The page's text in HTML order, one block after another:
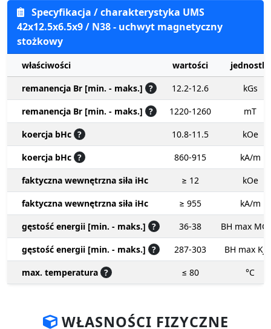
Specyfikacja / charakterystyka UMS
42x12.5x6.5x9 / N38 - uchwyt magnetyczny
stożkowy
właściwości wartości
jednostki
remanencja Br [min. - maks.] ? 12.2-12.6
kGs
remanencja Br [min. - maks.] ? 1220-1260
mT
koercja bHc ? 10.8-11.5
kOe
koercja bHc ? 860-915
kA/m
faktyczna wewnętrzna siła iHc
≥ 12
kOe
faktyczna wewnętrzna siła iHc
≥ 955
kA/m
gęstość energii [min. - maks.] ? 36-38
BH max
gęstość energii [min. - maks.] ? 287-303
BH max
max. temperatura ? ≤ 80 °C
WŁASNOŚCI FIZYCZNE